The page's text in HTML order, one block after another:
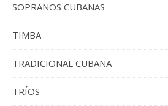
SOPRANOS CUBANAS
TIMBA
TRADICIONAL CUBANA
TRÍOS